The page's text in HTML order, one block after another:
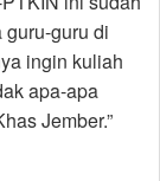
guru-guru di
ingin kuliah
apa-apa
Jember.”